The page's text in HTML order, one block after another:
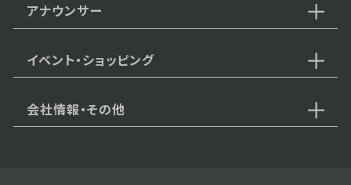
11月8日【1万円以下も！秋のコス
アナウンサー
イベント・ショッピング
会社情報・その他